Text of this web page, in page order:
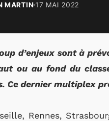
MARTIN 17 MAI 2022
d’enjeux sont à
ou au fond du
Ce dernier multiplex
Rennes,